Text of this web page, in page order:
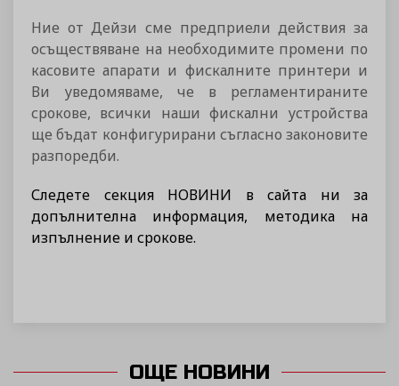
Ние от Дейзи сме предприели действия за
осъществяване на необходимите промени по
касовите апарати и фискалните принтери и
Ви уведомяваме, че в регламентираните
срокове, всички наши фискални устройства
ще бъдат конфигурирани съгласно законовите
разпоредби.
Следете секция НОВИНИ в сайта ни за
допълнителна информация, методика на
изпълнение и срокове.
ОЩЕ НОВИНИ